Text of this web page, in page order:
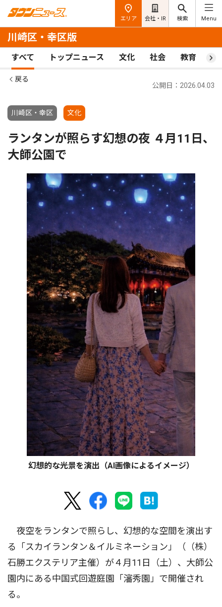
エリア 会社・IR 検索 Menu
川崎区・幸区版
すべて トップニュース 文化 社会 教育 ス
戻る
川崎区・幸区 文化
公開日：2026.04.03
ランタンが照らす幻想の夜 ４月11日、
大師公園で
幻想的な光景を演出（AI画像によるイメージ）
夜空をランタンで照らし、幻想的な空間を演出す
る「スカイランタン＆イルミネーション」（（株）
石勝エクステリア主催）が４月11日（土）、大師公
園内にある中国式回遊庭園「瀋秀園」で開催され
る。